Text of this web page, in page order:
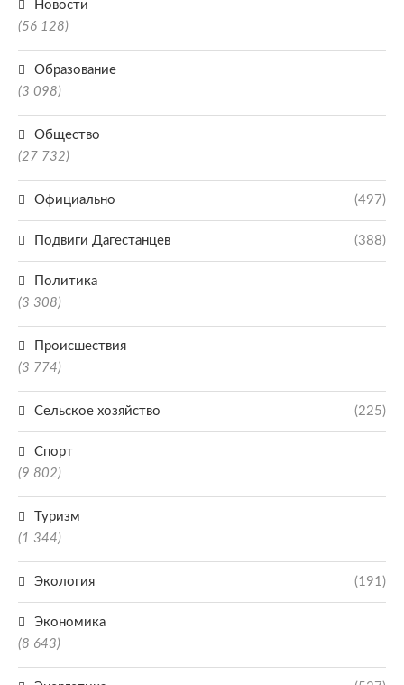
Новости
(56 128)
Образование
(3 098)
Общество
(27 732)
Официально (497)
Подвиги Дагестанцев (388)
Политика
(3 308)
Происшествия
(3 774)
Сельское хозяйство (225)
Спорт
(9 802)
Туризм
(1 344)
Экология (191)
Экономика
(8 643)